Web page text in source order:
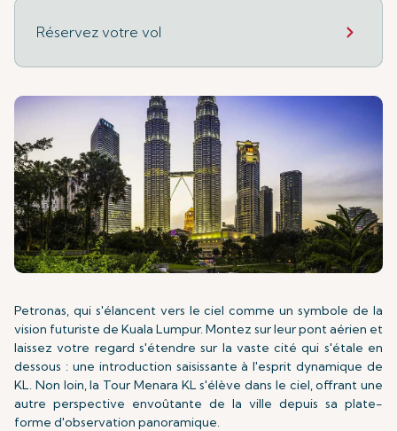
Réservez votre vol
Petronas, qui s'élancent vers le ciel comme un symbole de la
vision futuriste de Kuala Lumpur. Montez sur leur pont aérien et
laissez votre regard s'étendre sur la vaste cité qui s'étale en
dessous : une introduction saisissante à l'esprit dynamique de
KL. Non loin, la Tour Menara KL s'élève dans le ciel, offrant une
autre perspective envoûtante de la ville depuis sa plate-
forme d'observation panoramique.